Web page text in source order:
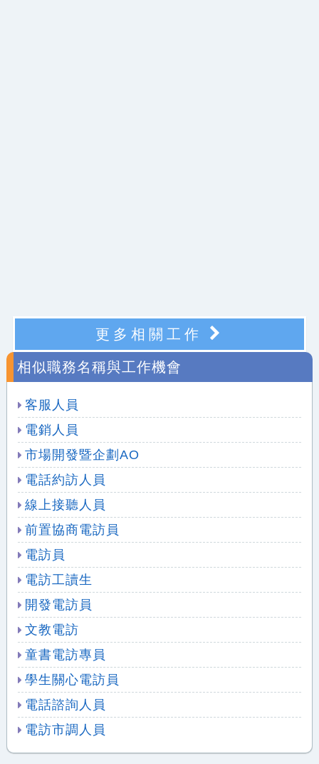
更多相關工作
相似職務名稱與工作機會
客服人員
電銷人員
市場開發暨企劃AO
電話約訪人員
線上接聽人員
前置協商電訪員
電訪員
電訪工讀生
開發電訪員
文教電訪
童書電訪專員
學生關心電訪員
電話諮詢人員
電訪市調人員